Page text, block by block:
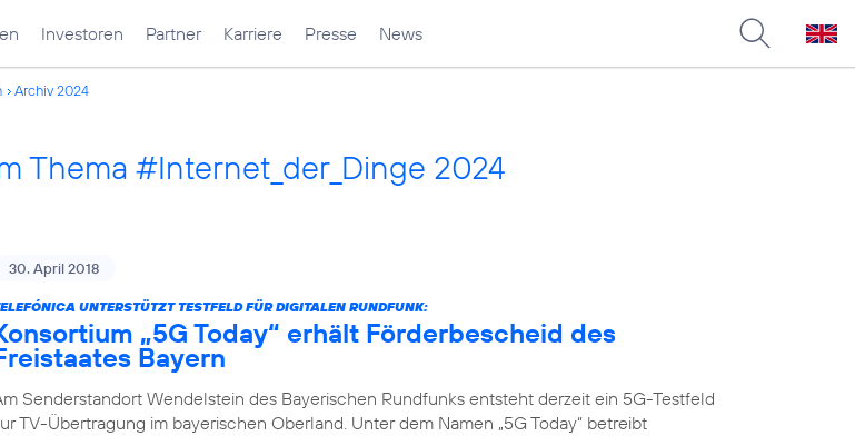
Investoren Partner Karriere Presse News
Archiv 2024
Thema #Internet_der_Dinge 2024
30. April 2018
UNTERSTÜTZT TESTFELD FÜR DIGITALEN RUNDFUNK:
„5G Today“ erhält Förderbescheid des
Bayern
Senderstandort Wendelstein des Bayerischen Rundfunks entsteht derzeit ein 5G-Testfeld
TV-Übertragung im bayerischen Oberland. Unter dem Namen „5G Today“ betreibt